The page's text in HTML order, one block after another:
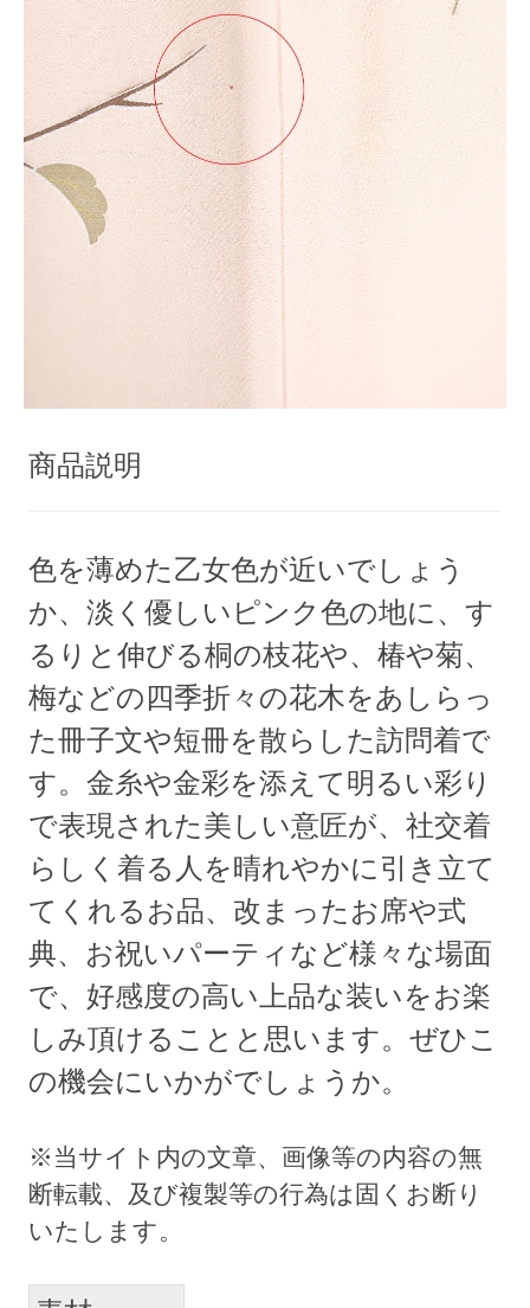
商品説明
色を薄めた乙女色が近いでしょう
か、淡く優しいピンク色の地に、す
るりと伸びる桐の枝花や、椿や菊、
梅などの四季折々の花木をあしらっ
た冊子文や短冊を散らした訪問着で
す。金糸や金彩を添えて明るい彩り
で表現された美しい意匠が、社交着
らしく着る人を晴れやかに引き立て
てくれるお品、改まったお席や式
典、お祝いパーティなど様々な場面
で、好感度の高い上品な装いをお楽
しみ頂けることと思います。ぜひこ
の機会にいかがでしょうか。